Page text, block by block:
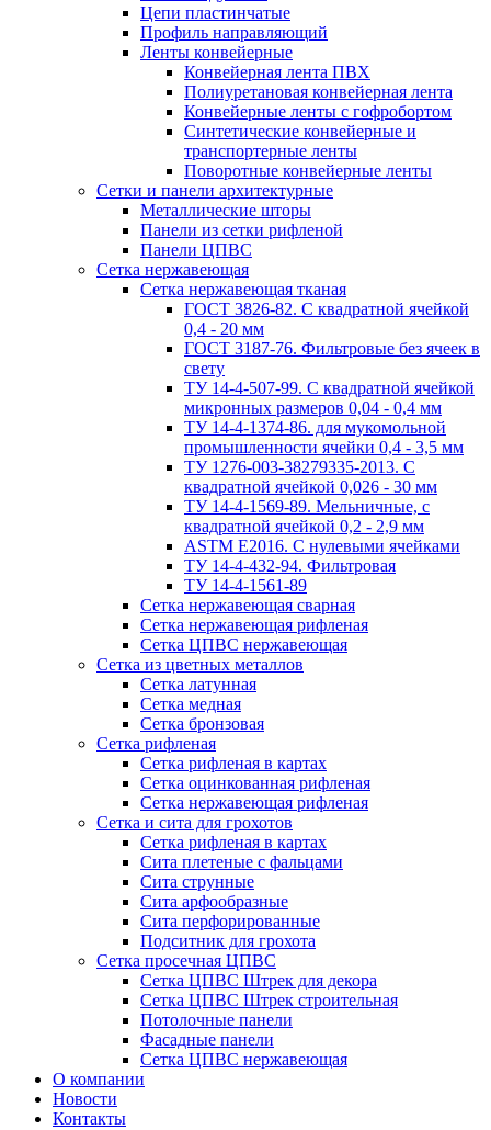
Цепи пластинчатые
Профиль направляющий
Ленты конвейерные
Конвейерная лента ПВХ
Полиуретановая конвейерная лента
Конвейерные ленты с гофробортом
Синтетические конвейерные и
транспортерные ленты
Поворотные конвейерные ленты
Cетки и панели архитектурные
Металлические шторы
Панели из сетки рифленой
Панели ЦПВС
Сетка нержавеющая
Сетка нержавеющая тканая
ГОСТ 3826-82. C квадратной ячейкой
0,4 - 20 мм
ГОСТ 3187-76. Фильтровые без ячеек в
свету
ТУ 14-4-507-99. C квадратной ячейкой
микронных размеров 0,04 - 0,4 мм
ТУ 14-4-1374-86. для мукомольной
промышленности ячейки 0,4 - 3,5 мм
ТУ 1276-003-38279335-2013. С
квадратной ячейкой 0,026 - 30 мм
ТУ 14-4-1569-89. Мельничные, с
квадратной ячейкой 0,2 - 2,9 мм
ASTM E2016. С нулевыми ячейками
ТУ 14-4-432-94. Фильтровая
ТУ 14-4-1561-89
Сетка нержавеющая сварная
Сетка нержавеющая рифленая
Сетка ЦПВС нержавеющая
Сетка из цветных металлов
Сетка латунная
Сетка медная
Сетка бронзовая
Сетка рифленая
Сетка рифленая в картах
Сетка оцинкованная рифленая
Сетка нержавеющая рифленая
Сетка и сита для грохотов
Сетка рифленая в картах
Сита плетеные с фальцами
Сита струнные
Сита арфообразные
Сита перфорированные
Подситник для грохота
Сетка просечная ЦПВС
Сетка ЦПВС Штрек для декора
Сетка ЦПВС Штрек строительная
Потолочные панели
Фасадные панели
Сетка ЦПВС нержавеющая
О компании
Новости
Контакты